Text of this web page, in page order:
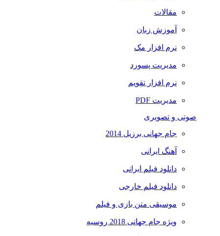
مقالات
آموزش زبان
نرم افزار مک
مدیریت پسورد
نرم افزار تقویم
مدیریت PDF
صوتی و تصویری
جام جهانی برزیل 2014
آهنگ ایرانی
دانلود فیلم ایرانی
دانلود فیلم خارجی
موسیقی متن بازی و فیلم
ویژه جام جهانی 2018 روسیه